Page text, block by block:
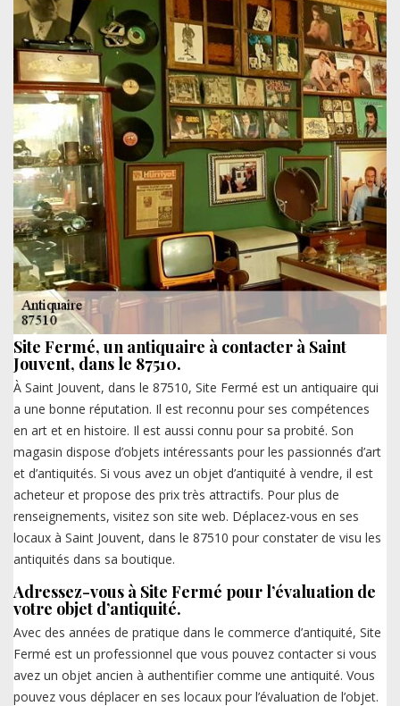
Site Fermé, un antiquaire à contacter à Saint
Jouvent, dans le 87510.
À Saint Jouvent, dans le 87510, Site Fermé est un antiquaire qui
a une bonne réputation. Il est reconnu pour ses compétences
en art et en histoire. Il est aussi connu pour sa probité. Son
magasin dispose d’objets intéressants pour les passionnés d’art
et d’antiquités. Si vous avez un objet d’antiquité à vendre, il est
acheteur et propose des prix très attractifs. Pour plus de
renseignements, visitez son site web. Déplacez-vous en ses
locaux à Saint Jouvent, dans le 87510 pour constater de visu les
antiquités dans sa boutique.
Adressez-vous à Site Fermé pour l’évaluation de
votre objet d’antiquité.
Avec des années de pratique dans le commerce d’antiquité, Site
Fermé est un professionnel que vous pouvez contacter si vous
avez un objet ancien à authentifier comme une antiquité. Vous
pouvez vous déplacer en ses locaux pour l’évaluation de l’objet.